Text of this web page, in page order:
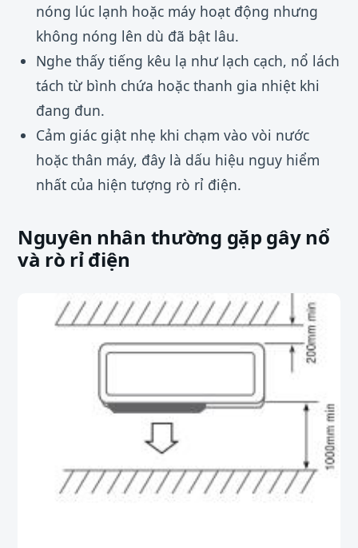
nóng lúc lạnh hoặc máy hoạt động nhưng
không nóng lên dù đã bật lâu.
Nghe thấy tiếng kêu lạ như lạch cạch, nổ lách
tách từ bình chứa hoặc thanh gia nhiệt khi
đang đun.
Cảm giác giật nhẹ khi chạm vào vòi nước
hoặc thân máy, đây là dấu hiệu nguy hiểm
nhất của hiện tượng rò rỉ điện.
Nguyên nhân thường gặp gây nổ
và rò rỉ điện